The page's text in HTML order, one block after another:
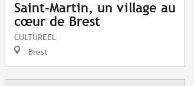
Saint-Martin, un village au
cœur de Brest
CULTUREEL
Brest